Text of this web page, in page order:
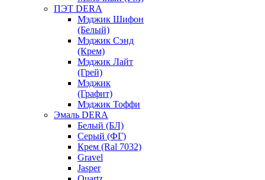
ПЭТ DERA
Мэджик Шифон
(Белый)
Мэджик Сэнд
(Крем)
Мэджик Лайт
(Грей)
Мэджик
(Графит)
Мэджик Тоффи
Эмаль DERA
Белый (БЛ)
Серый (ФГ)
Крем (Ral 7032)
Gravel
Jasper